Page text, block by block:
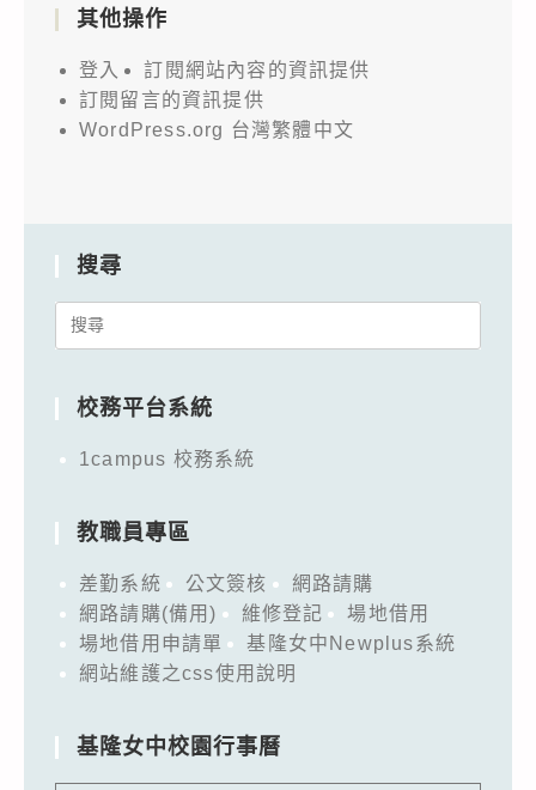
其他操作
登入
訂閱網站內容的資訊提供
訂閱留言的資訊提供
WordPress.org 台灣繁體中文
搜尋
Search
校務平台系統
1campus 校務系統
教職員專區
差勤系統 公文簽核
網路請購
網路請購(備用)
維修登記
場地借用
場地借用申請單
基隆女中Newplus系統
網站維護之css使用說明
基隆女中校園行事曆